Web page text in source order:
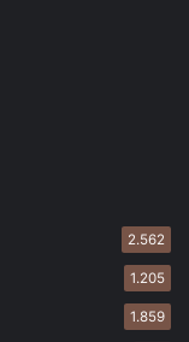
2.562
1.205
1.859